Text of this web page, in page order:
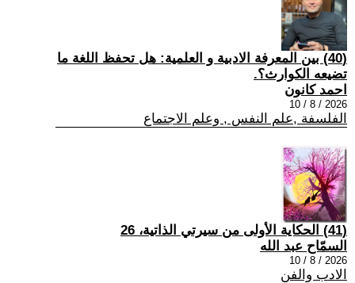
(40) بين المعرفة الادبية و العلمية: هل تحفظ اللغة ما
تضيعه الكوارث؟.
احمد كانون
2026 / 8 / 10
الفلسفة ,علم النفس , وعلم الاجتماع
(41) الحكاية الأولى من سيرتي الذاتية، 26
السمّاح عبد الله
2026 / 8 / 10
الادب والفن